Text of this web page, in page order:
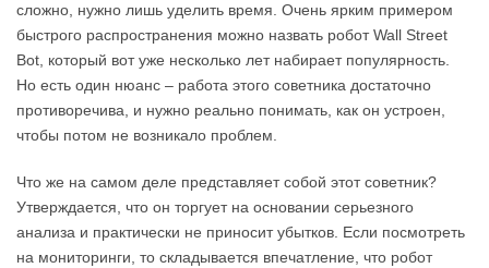
сложно, нужно лишь уделить время. Очень ярким примером
быстрого распространения можно назвать робот Wall Street
Bot, который вот уже несколько лет набирает популярность.
Но есть один нюанс – работа этого советника достаточно
противоречива, и нужно реально понимать, как он устроен,
чтобы потом не возникало проблем.
Что же на самом деле представляет собой этот советник?
Утверждается, что он торгует на основании серьезного
анализа и практически не приносит убытков. Если посмотреть
на мониторинги, то складывается впечатление, что робот